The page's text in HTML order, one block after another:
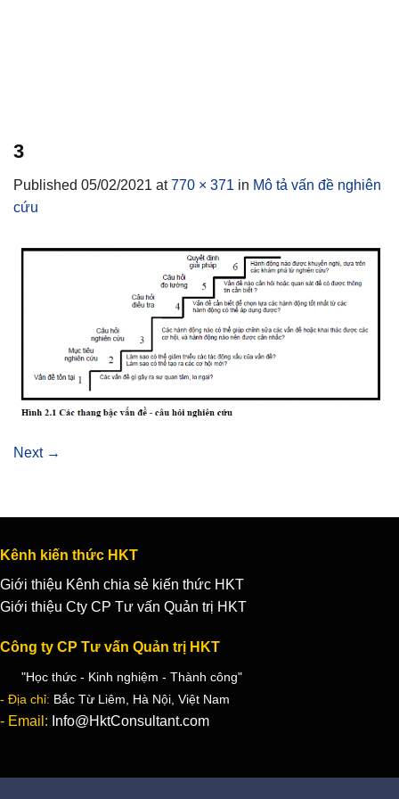
3
Published 05/02/2021 at770 × 371 in Mô tả vấn đề nghiên
cứu
Next →
Kênh kiến thức HKT
Giới thiệu Kênh chia sẻ kiến thức HKT
Giới thiệu Cty CP Tư vấn Quản trị HKT
Công ty CP Tư vấn Quản trị HKT
"Học thức - Kinh nghiệm - Thành công"
- Địa chỉ: Bắc Từ Liêm, Hà Nội, Việt Nam
- Email: Info@HktConsultant.com